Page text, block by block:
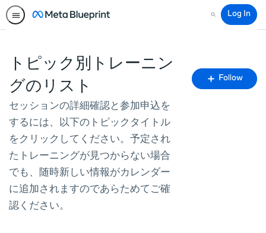
Search
Log In
トピック別トレーニン
グのリスト
セッションの詳細確認と参加申込を
するには、以下のトピックタイトル
をクリックしてください。予定され
たトレーニングが見つからない場合
でも、随時新しい情報がカレンダー
に追加されますのであらためてご確
認ください。
Follow